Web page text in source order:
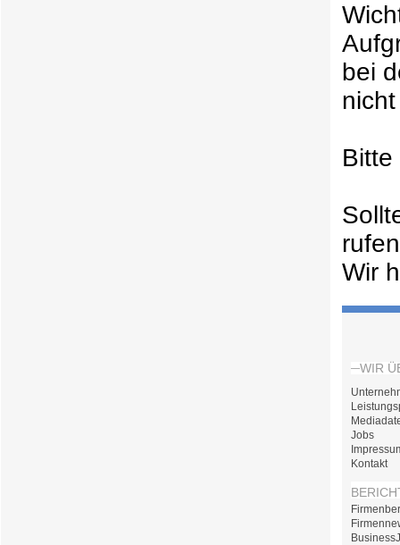
bei
Wir
WIR
Jobs
Kontakt